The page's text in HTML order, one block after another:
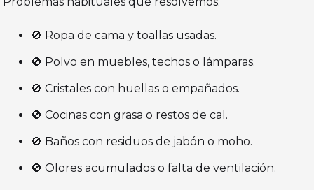
🚫 Ropa de cama y toallas usadas.
🚫 Polvo en muebles, techos o lámparas.
🚫 Cristales con huellas o empañados.
🚫 Cocinas con grasa o restos de cal.
🚫 Baños con residuos de jabón o moho.
🚫 Olores acumulados o falta de ventilación.